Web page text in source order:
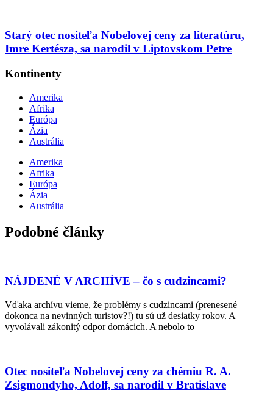
Starý otec nositeľa Nobelovej ceny za literatúru,
Imre Kertésza, sa narodil v Liptovskom Petre
Kontinenty
Amerika
Afrika
Európa
Ázia
Austrália
Amerika
Afrika
Európa
Ázia
Austrália
Podobné články
NÁJDENÉ V ARCHÍVE – čo s cudzincami?
Vďaka archívu vieme, že problémy s cudzincami (prenesené
dokonca na nevinných turistov?!) tu sú už desiatky rokov. A
vyvolávali zákonitý odpor domácich. A nebolo to
Otec nositeľa Nobelovej ceny za chémiu R. A.
Zsigmondyho, Adolf, sa narodil v Bratislave